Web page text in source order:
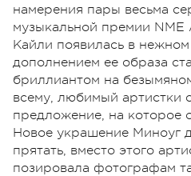
намерения пары весьма
музыкальной премии NME
Кайли появилась в
дополнением ее образа
бриллиантом на
всему, любимый артистки
предложение, на которое
Новое украшение Миноуг
прятать, вместо этого
позировала фотографам